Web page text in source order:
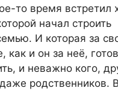
то время встретил
начал строить
И которая за
как и он за неё,
и неважно кого,
родственников.